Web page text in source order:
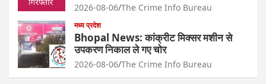
2026-08-06 The Crime Info Bureau
मध्य प्रदेश
Bhopal News: कांक्रीट मिक्सर मशीन से
उपकरण निकाल ले गए चोर
2026-08-06 The Crime Info Bureau